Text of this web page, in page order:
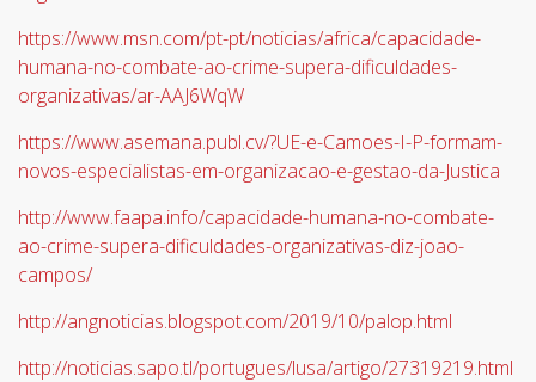
https://www.msn.com/pt-pt/noticias/africa/capacidade-
humana-no-combate-ao-crime-supera-dificuldades-
organizativas/ar-AAJ6WqW
https://www.asemana.publ.cv/?UE-e-Camoes-I-P-formam-
novos-especialistas-em-organizacao-e-gestao-da-Justica
http://www.faapa.info/capacidade-humana-no-combate-
ao-crime-supera-dificuldades-organizativas-diz-joao-
campos/
http://angnoticias.blogspot.com/2019/10/palop.html
http://noticias.sapo.tl/portugues/lusa/artigo/27319219.html
Li e aceito os